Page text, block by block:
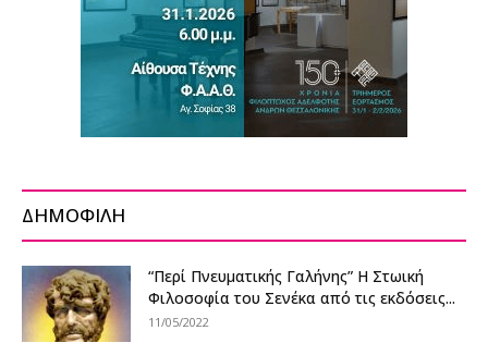
ΔΗΜΟΦΙΛΗ
“Περί Πνευματικής Γαλήνης” Η Στωική
Φιλοσοφία του Σενέκα από τις εκδόσεις...
11/05/2022